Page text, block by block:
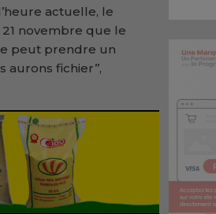
actuelle, le
21 novembre que le
peut prendre un
fichier’’,